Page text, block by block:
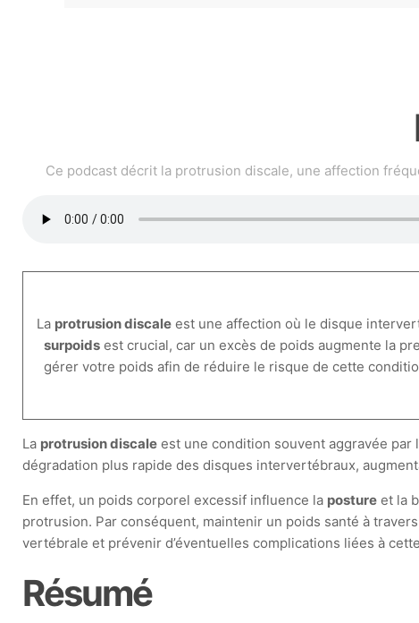
Ce podcast décrit la protrusion discale, une affection
La protrusion discale est une affection où le disque
surpoids est crucial, car un excès de poids augmente la
gérer votre poids afin de réduire le risque de cette
La protrusion discale est une condition souvent aggravée par
dégradation plus rapide des disques intervertébraux,
En effet, un poids corporel excessif influence la posture et la
protrusion. Par conséquent, maintenir un poids santé à
vertébrale et prévenir d’éventuelles complications liées à
Résumé